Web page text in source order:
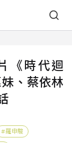
《時代迴
、蔡依林
羅申駿